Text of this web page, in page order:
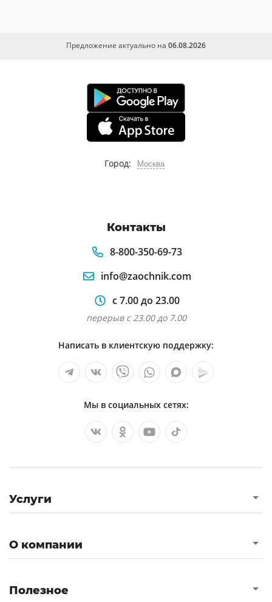
Предложение актуально на 06.08.2026
Город: Москва
Контакты
8-800-350-69-73
info@zaochnik.com
с 7.00 до 23.00
перерыв с 23.00 до 7.00
Написать в клиентскую поддержку:
Мы в социальных сетях:
Услуги
О компании
Полезное